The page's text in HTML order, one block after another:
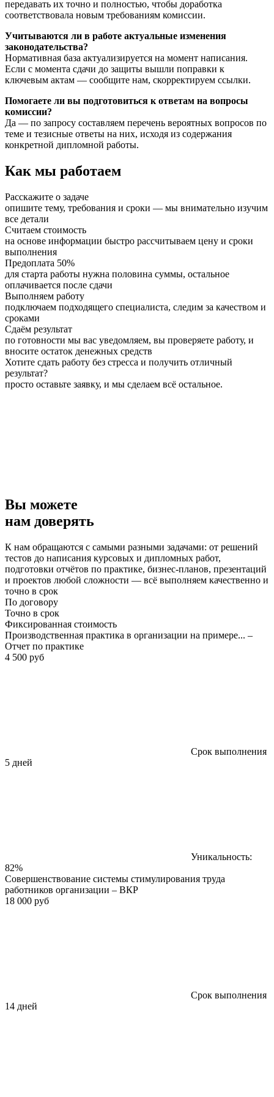
передавать их точно и полностью, чтобы доработка
соответствовала новым требованиям комиссии.
Учитываются ли в работе актуальные изменения
законодательства?
Нормативная база актуализируется на момент написания.
Если с момента сдачи до защиты вышли поправки к
ключевым актам — сообщите нам, скорректируем ссылки.
Помогаете ли вы подготовиться к ответам на вопросы
комиссии?
Да — по запросу составляем перечень вероятных вопросов по
теме и тезисные ответы на них, исходя из содержания
конкретной дипломной работы.
Как мы работаем
Расскажите о задаче
опишите тему, требования и сроки — мы внимательно изучим
все детали
Считаем стоимость
на основе информации быстро рассчитываем цену и сроки
выполнения
Предоплата 50%
для старта работы нужна половина суммы, остальное
оплачивается после сдачи
Выполняем работу
подключаем подходящего специалиста, следим за качеством и
сроками
Сдаём результат
по готовности мы вас уведомляем, вы проверяете работу, и
вносите остаток денежных средств
Хотите сдать работу без стресса и получить отличный
результат?
просто оставьте заявку, и мы сделаем всё остальное.
Вы можете
нам доверять
К нам обращаются с самыми разными задачами: от решений
тестов до написания курсовых и дипломных работ,
подготовки отчётов по практике, бизнес-планов, презентаций
и проектов любой сложности — всё выполняем качественно и
точно в срок
По договору
Точно в срок
Фиксированная стоимость
Производственная практика в организации на примере... –
Отчет по практике
4 500 руб
Срок выполнения
5 дней
Уникальность:
82%
Совершенствование системы стимулирования труда
работников организации – ВКР
18 000 руб
Срок выполнения
14 дней